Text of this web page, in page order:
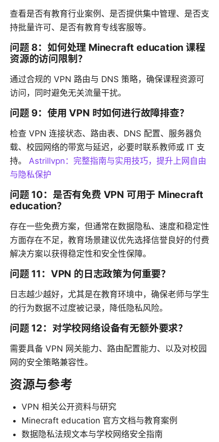
查看是否有教育行业案例、是否提供集中管理、是否支
持批量许可、是否有教育专线客服等。
问题 8：如何处理 Minecraft education 课程
资源的访问限制？
通过合规的 VPN 路由与 DNS 策略，确保课程资源可
访问，同时避免无关流量干扰。
问题 9：使用 VPN 时如何进行故障排查？
检查 VPN 连接状态、路由表、DNS 配置、服务器负
载、校园网络的带宽与延迟，必要时联系教师或 IT 支
持。 Astrillvpn：完整指南与实用技巧，提升上网自由
与隐私保护
问题 10：是否有免费 VPN 可用于 Minecraft
education？
存在一些免费方案，但通常在数据隐私、速度和稳定性
方面存在不足，教育场景建议优先选择信誉良好的付费
解决方案以获得稳定性和安全性保障。
问题 11：VPN 的日志政策为何重要？
日志越少越好，尤其是在教育环境中，确保老师与学生
的行为数据不过度被记录，降低隐私风险。
问题 12：对学校网络设备有无额外要求？
需要具备 VPN 网关能力、路由配置能力、以及对校园
网的安全策略兼容性。
资源与参考
VPN 相关公开资料与研究
Minecraft education 官方文档与教育案例
数据隐私法规文本与学校网络安全指南